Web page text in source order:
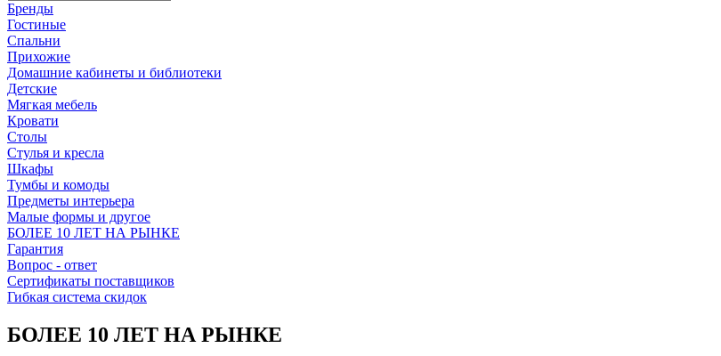
Бренды
Гостиные
Спальни
Прихожие
Домашние кабинеты и библиотеки
Детские
Мягкая мебель
Кровати
Столы
Стулья и кресла
Шкафы
Тумбы и комоды
Предметы интерьера
Малые формы и другое
БОЛЕЕ 10 ЛЕТ НА РЫНКЕ
Гарантия
Вопрос - ответ
Сертификаты поставщиков
Гибкая система скидок
БОЛЕЕ 10 ЛЕТ НА РЫНКЕ